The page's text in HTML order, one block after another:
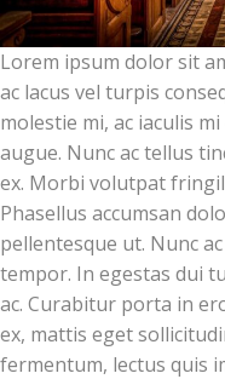
Lorem ipsum dolor sit
ac lacus vel turpis
molestie mi, ac iaculis
augue. Nunc ac tellus
ex. Morbi volutpat
Phasellus accumsan
pellentesque ut. Nunc
tempor. In egestas dui
ac. Curabitur porta in
ex, mattis eget
fermentum, lectus quis